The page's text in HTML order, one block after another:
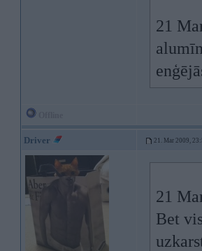
21
Driver 21. Mar 2009,
21
Bet